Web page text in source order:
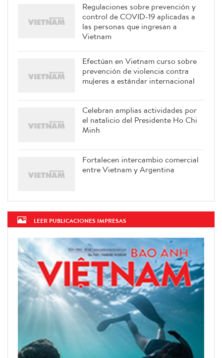
Regulaciones sobre prevención y
control de COVID-19 aplicadas a
las personas que ingresan a
Vietnam
Efectúan en Vietnam curso sobre
prevención de violencia contra
mujeres a estándar internacional
Celebran amplias actividades por
el natalicio del Presidente Ho Chi
Minh
Fortalecen intercambio comercial
entre Vietnam y Argentina
LEER PUBLICACIONES IMPRESAS